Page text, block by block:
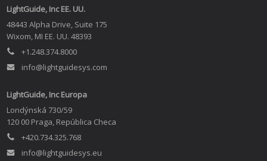
LightGuide, Inc EE. UU.
48443 Alpha Drive, Suite 175
Wixom, MI EE. UU. 48393
+1.248.374.8000
info@lightguidesys.com
LightGuide, Inc Europa
Londýnská 730/59
120 00 Praga, República Checa
+420.734.325.768
info@lightguidesys.eu